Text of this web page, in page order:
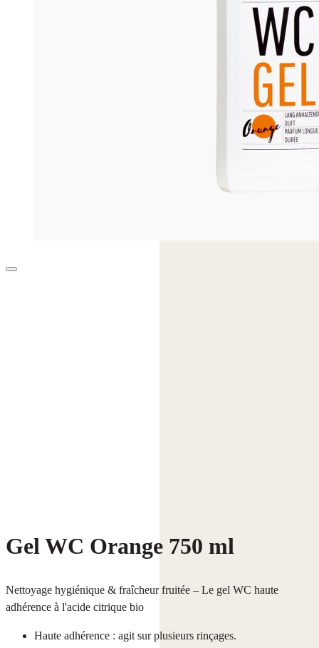
Gel WC Orange 750 ml
Nettoyage hygiénique & fraîcheur fruitée – Le gel WC haute
adhérence à l'acide citrique bio
Haute adhérence : agit sur plusieurs rinçages.